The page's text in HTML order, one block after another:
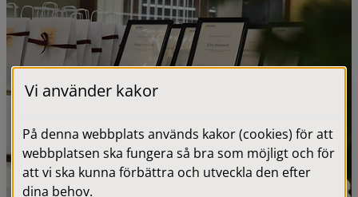
Vi använder kakor
På denna webbplats används kakor (cookies) för att
webbplatsen ska fungera så bra som möjligt och för
att vi ska kunna förbättra och utveckla den efter
dina behov.